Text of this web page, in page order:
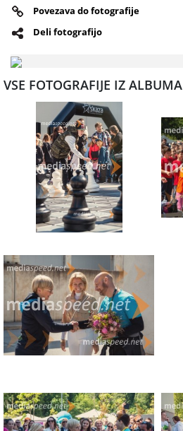
Povezava do fotografije
Deli fotografijo
VSE FOTOGRAFIJE IZ ALBUMA